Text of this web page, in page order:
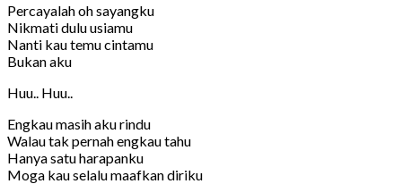
Percayalah oh sayangku
Nikmati dulu usiamu
Nanti kau temu cintamu
Bukan aku
Huu.. Huu..
Engkau masih aku rindu
Walau tak pernah engkau tahu
Hanya satu harapanku
Moga kau selalu maafkan diriku